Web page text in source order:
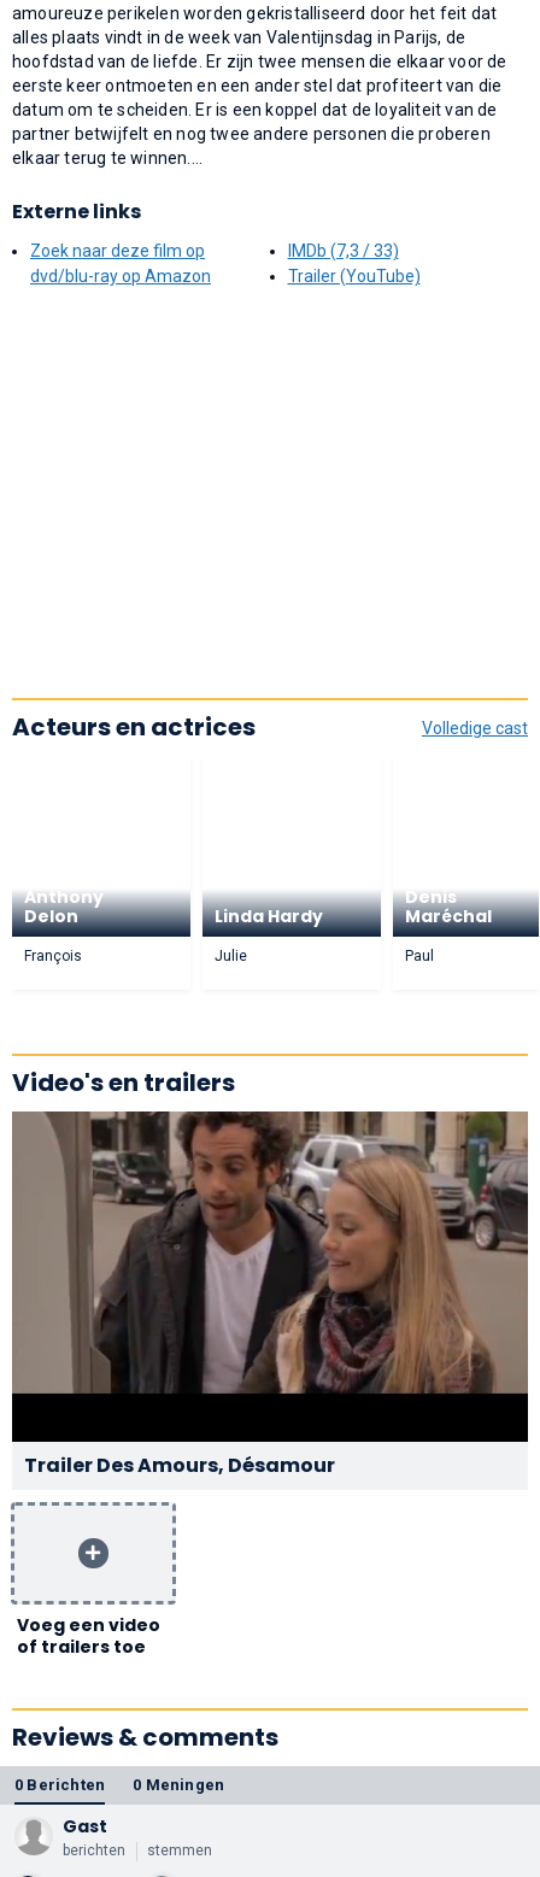
amoureuze perikelen worden gekristalliseerd door het feit dat
alles plaats vindt in de week van Valentijnsdag in Parijs, de
hoofdstad van de liefde. Er zijn twee mensen die elkaar voor de
eerste keer ontmoeten en een ander stel dat profiteert van die
datum om te scheiden. Er is een koppel dat de loyaliteit van de
partner betwijfelt en nog twee andere personen die proberen
elkaar terug te winnen....
Externe links
Zoek naar deze film op
dvd/blu-ray op Amazon
IMDb (7,3 / 33)
Trailer (YouTube)
Volledige cast
Acteurs en actrices
Anthony
Delon
François
Linda Hardy
Julie
Denis
Maréchal
Paul
Video's en trailers
Trailer Des Amours, Désamour
Voeg een video
of trailers toe
Reviews & comments
0 Berichten 0 Meningen
Gast
berichten stemmen